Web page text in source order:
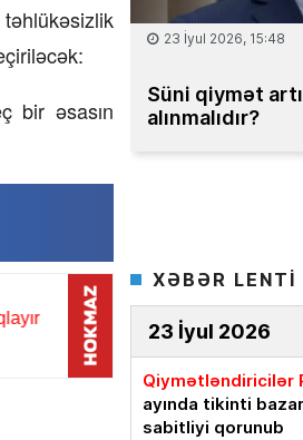
təhlükəsizlik
bir əsasın
qarşısı necə
15
üzrə
XƏBƏR LENTİ
23 İyul 2026
Qiymətləndiricilər
ayında tikinti
sabitliyi qorunub